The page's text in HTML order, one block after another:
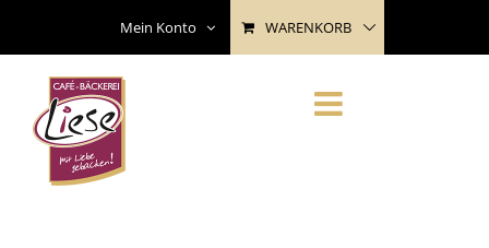
content
Mein Konto WARENKORB